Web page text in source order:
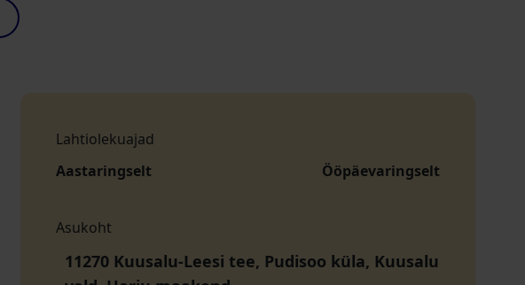
Lahtiolekuajad
Aastaringselt
Ööpäevaringselt
Asukoht
11270 Kuusalu-Leesi tee, Pudisoo küla, Kuusalu